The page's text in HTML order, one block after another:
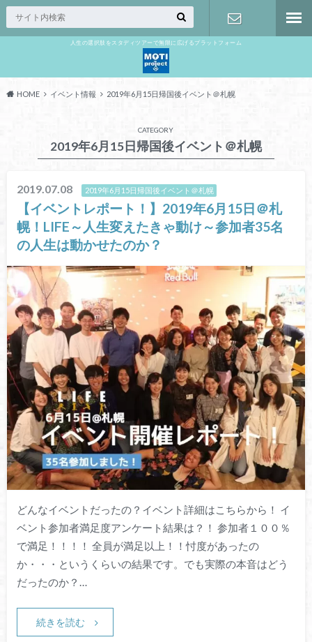
人生の選択肢をスタディツアーで無限に広げるプラットフォーム
HOME イベント情報 2019年6月15日帰国後イベント＠札幌
CATEGORY
2019年6月15日帰国後イベント＠札幌
2019.07.08 2019年6月15日帰国後イベント＠札幌
【イベントレポート！】2019年6月15日＠札
幌！LIFE～人生変えたきゃ動け～参加者35名
の人生は動かせたのか？
どんなイベントだったの？イベント詳細はこちらから！ イ
ベント参加者満足度アンケート結果は？！ 参加者１００％
で満足！！！！ 全員が満足以上！！忖度があったの
か・・・というくらいの結果です。でも実際の本音はどう
だったのか？…
続きを読む